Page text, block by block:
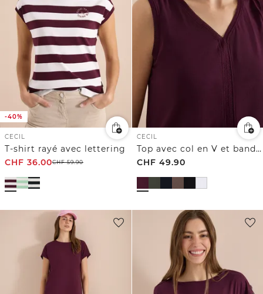
-40%
CECIL
T-shirt rayé avec lettering
CHF 36.00CHF59.90
CECIL
Top avec col en V et bande crocheté
CHF 49.90